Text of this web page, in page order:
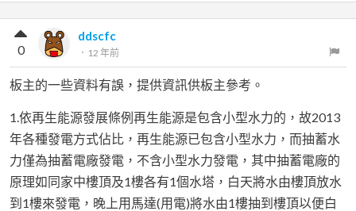
ddscfc
． 12 年前
0
板主的一些資料有誤，提供資訊供板主參考。
1.依再生能源發展條例再生能源是包含小型水力的，故2013
年各種發電方式佔比，再生能源已包含小型水力，而抽蓄水
力僅為抽蓄電廠發電，不含小型水力發電，其中抽蓄電廠的
原理如同家中樓頂及1樓各有1個水塔，白天將水由樓頂放水
到1樓來發電，晚上用馬達(用電)將水由1樓抽到樓頂以便白